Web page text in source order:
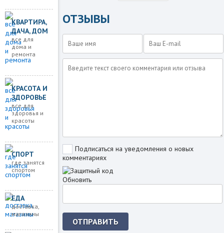
КВАРТИРА,
ДАЧА, ДОМ
все для
дома и
ремонта
КРАСОТА И
ЗДОРОВЬЕ
все для
здоровья и
красоты
СПОРТ
где занятся
спортом
ЕДА
доставка,
магазины
ОТЗЫВЫ
Подписаться на уведомления о новых
комментариях
Обновить
ОТПРАВИТЬ